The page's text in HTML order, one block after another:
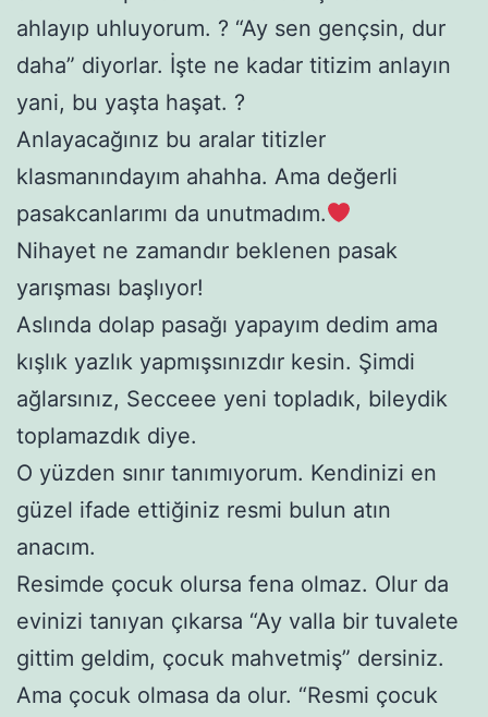
ahlayıp uhluyorum. ? “Ay sen gençsin, dur
daha” diyorlar. İşte ne kadar titizim anlayın
yani, bu yaşta haşat. ?
Anlayacağınız bu aralar titizler
klasmanındayım ahahha. Ama değerli
pasakcanlarımı da unutmadım.
Nihayet ne zamandır beklenen pasak
yarışması başlıyor!
Aslında dolap pasağı yapayım dedim ama
kışlık yazlık yapmışsınızdır kesin. Şimdi
ağlarsınız, Secceee yeni topladık, bileydik
toplamazdık diye.
O yüzden sınır tanımıyorum. Kendinizi en
güzel ifade ettiğiniz resmi bulun atın
anacım.
Resimde çocuk olursa fena olmaz. Olur da
evinizi tanıyan çıkarsa “Ay valla bir tuvalete
gittim geldim, çocuk mahvetmiş” dersiniz.
Ama çocuk olmasa da olur. “Resmi çocuk